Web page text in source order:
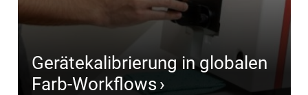
Gerätekalibrierung in globalen
Farb-Workflows